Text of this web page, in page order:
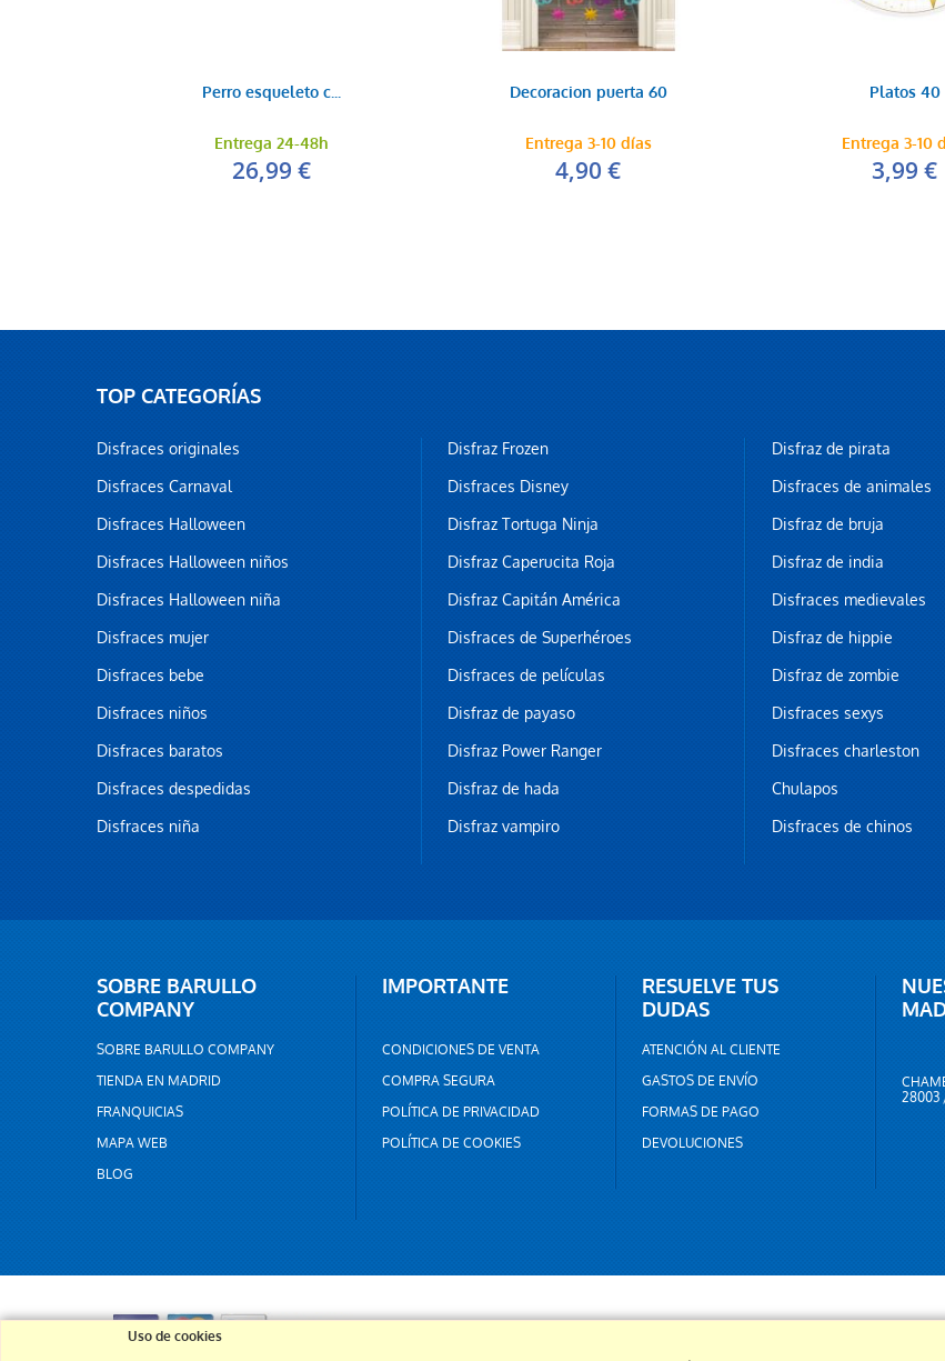
Perro esqueleto c...
Entrega 24-48h
26,99 €
Decoracion puerta 60
Entrega 3-10 días
4,90 €
Platos 40
Entrega 3-10
3,99 €
TOP CATEGORÍAS
Disfraces originales
Disfraces Carnaval
Disfraces Halloween
Disfraces Halloween niños
Disfraces Halloween niña
Disfraces mujer
Disfraces bebe
Disfraces niños
Disfraces baratos
Disfraces despedidas
Disfraces niña
Disfraz Frozen
Disfraces Disney
Disfraz Tortuga Ninja
Disfraz Caperucita Roja
Disfraz Capitán América
Disfraces de Superhéroes
Disfraces de películas
Disfraz de payaso
Disfraz Power Ranger
Disfraz de hada
Disfraz vampiro
Disfraz de pirata
Disfraces de animales
Disfraz de bruja
Disfraz de india
Disfraces medievales
Disfraz de hippie
Disfraz de zombie
Disfraces sexys
Disfraces charleston
Chulapos
Disfraces de chinos
SOBRE BARULLO
COMPANY
SOBRE BARULLO COMPANY
TIENDA EN MADRID
FRANQUICIAS
MAPA WEB
BLOG
IMPORTANTE
CONDICIONES DE VENTA
COMPRA SEGURA
POLÍTICA DE PRIVACIDAD
POLÍTICA DE COOKIES
RESUELVE TUS
DUDAS
ATENCIÓN AL CLIENTE
GASTOS DE ENVÍO
FORMAS DE PAGO
DEVOLUCIONES
28003
Uso de cookies